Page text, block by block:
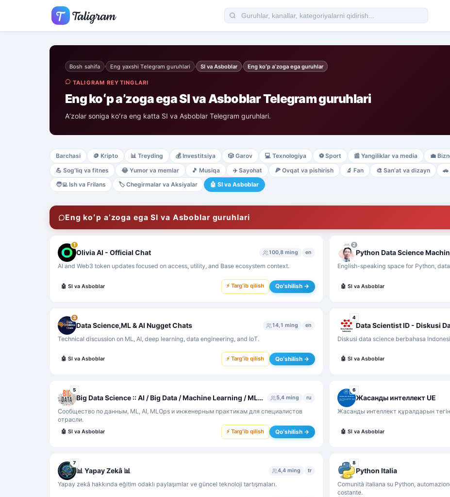
Bosh sahifa › Eng yaxshi Telegram guruhlari › SI va Asboblar › Eng koʻp aʼzoga ega guruhlar
TALIGRAM REYTINGLARI
Eng koʻp aʼzoga ega SI va Asboblar Telegram guruhlari
Aʼzolar soniga koʻra eng katta SI va Asboblar Telegram guruhlari.
Barchasi 🪙 Kripto 📊 Treyding 💰 Investitsiya 🎲 Garov 💻 Texnologiya ⚽ Sport 📰 Yangiliklar va media 💼
💪 Sogʻliq va fitnes 😂 Yumor va memlar 🎵 Musiqa ✈️ Sayohat 🍕 Ovqat va pishirish 🔬 Fan 🎨 Sanʼat va dizayn 🚗
🧑‍💻 Ish va Frilans 🏷️ Chegirmalar va Aksiyalar 🤖 SI va Asboblar
Eng koʻp aʼzoga ega SI va Asboblar guruhlari
1
Olivia AI - Official Chat 100,8 ming en
AI and Web3 token updates focused on access, utility, and Base ecosystem context.
🤖 SI va Asboblar ⚡ Targʻib qilish Qoʻshilish →
2
Python Data Science
English-speaking space for Python,
🤖 SI va Asboblar
3
Data Science,ML & AI Nugget Chats 14,1 ming en
Technical discussion on ML, AI, deep learning, data engineering, and IoT.
🤖 SI va Asboblar ⚡ Targʻib qilish Qoʻshilish →
4
Data Scientist ID - Diskusi
Diskusi data science berbahasa
🤖 SI va Asboblar
5
Big Data Science :: AI / Big Data / Machine Learning / MLOps 5,4 ming ru
Сообщество по данным, ML, AI, MLOps и инженерным практикам для специалистов
отрасли.
🤖 SI va Asboblar ⚡ Targʻib qilish Qoʻshilish →
6
Жасанды интеллект UE
Жасанды интеллект құралдарын
🤖 SI va Asboblar
7
📊️ Yapay Zekâ 📊 4,4 ming tr
Yapay zekâ hakkında eğitim odaklı paylaşımlar ve güncel teknoloji tartışmaları.
8
Python Italia
Comunità italiana su Python,
costante.